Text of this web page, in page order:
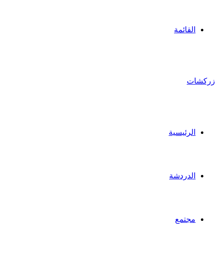
القائمة
زركشات
الرئيسية
الدردشة
مجتمع